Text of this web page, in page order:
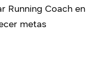
Running Coach en
metas